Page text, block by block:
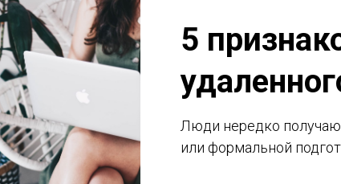
5
Люди нередко
или формальной